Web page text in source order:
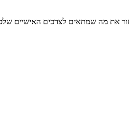
את מה שמתאים לצרכים האישיים